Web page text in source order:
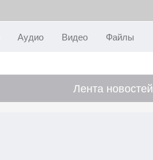
Аудио Видео Файлы
Лента новостей